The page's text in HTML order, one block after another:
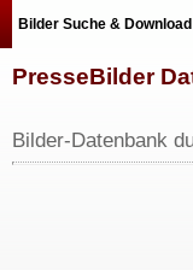
Bilder Suche & Download
PresseBilder
Bilder-Datenbank